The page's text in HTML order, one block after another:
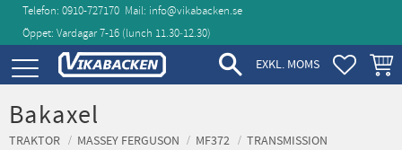
Meny
Telefon: 0910-727170 Mail: info@vikabacken.se
Öppet: Vardagar 7-16 (lunch 11.30‑12.30)
EXKL. MOMS
Bakaxel
TRAKTOR MASSEY FERGUSON MF372
TRANSMISSION